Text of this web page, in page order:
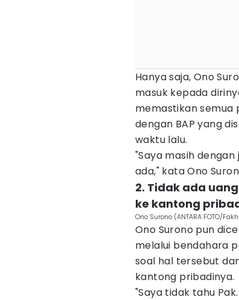
Hanya saja, Ono
masuk kepada
memastikan semua
dengan BAP yang
waktu lalu.
"Saya masih
ada," kata Ono
2. Tidak ada
ke kantong
Ono Surono (ANTARA FOTO/
Ono Surono pun
melalui bendahara
soal hal tersebut
kantong pribadinya.
"Saya tidak tahu